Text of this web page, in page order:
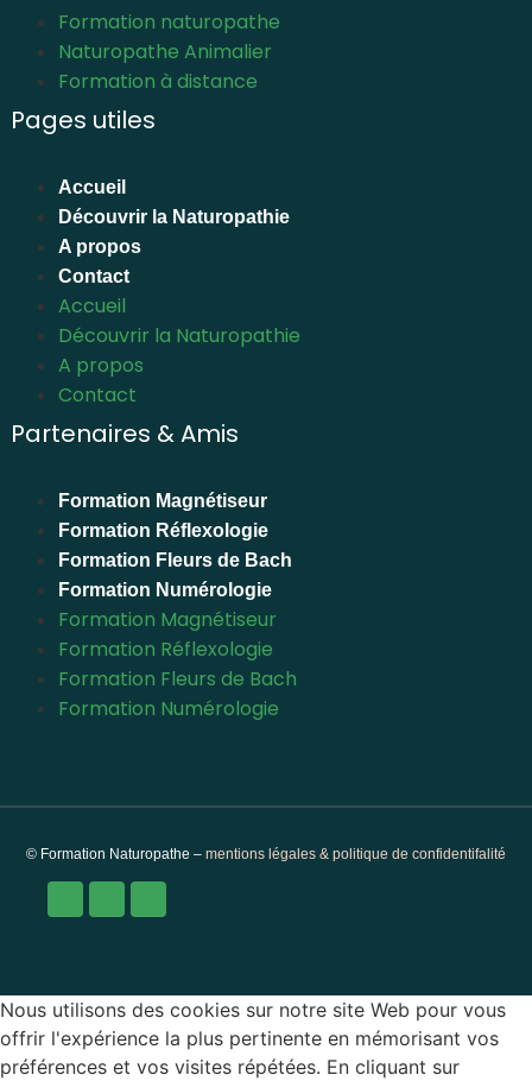
Formation naturopathe
Naturopathe Animalier
Formation à distance
Pages utiles
Accueil
Découvrir la Naturopathie
A propos
Contact
Accueil
Découvrir la Naturopathie
A propos
Contact
Partenaires & Amis
Formation Magnétiseur
Formation Réflexologie
Formation Fleurs de Bach
Formation Numérologie
Formation Magnétiseur
Formation Réflexologie
Formation Fleurs de Bach
Formation Numérologie
© Formation Naturopathe – mentions légales & politique de confidentifalité
Nous utilisons des cookies sur notre site Web pour vous
offrir l'expérience la plus pertinente en mémorisant vos
préférences et vos visites répétées. En cliquant sur